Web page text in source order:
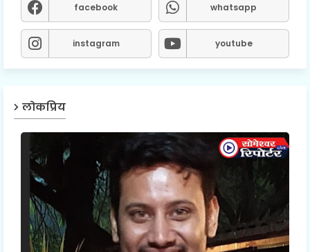
facebook whatsapp
instagram youtube
लोकप्रिय